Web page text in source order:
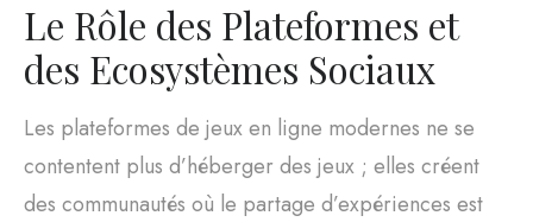
Le Rôle des Plateformes et
des Ecosystèmes Sociaux
Les plateformes de jeux en ligne modernes ne se
contentent plus d’héberger des jeux ; elles créent
des communautés où le partage d’expériences est